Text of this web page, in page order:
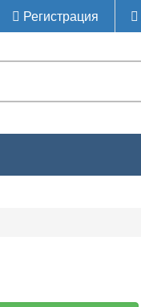
Регистрация
РАМПА ТОПЛИВНАЯ